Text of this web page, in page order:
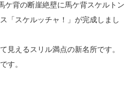
ケ背の断崖絶壁に馬ケ背スケルトン
「スケルッチャ！」が完成しまし
見えるスリル満点の新名所です。
す。